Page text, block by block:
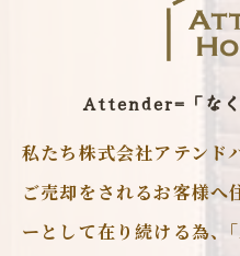
Attender=「なく
私たち株式会社アテンド
ご売却をされるお客様へ
ーとして在り続ける為、